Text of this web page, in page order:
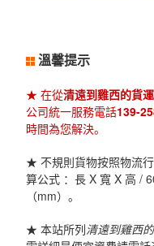
溫馨提示
★ 在從清遠到雞西的貨
公司統一服務電話139-
時間為您解決。
★ 不規則貨物按照物流
算公式 ：長 X 寬 X 高 /
（mm）。
★ 本站所列清遠到雞西